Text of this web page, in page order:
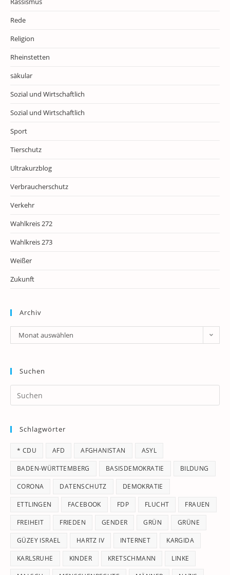
Rede
Religion
Rheinstetten
säkular
Sozial und Wirtschaftlich
Sozial und Wirtschaftlich
Sport
Tierschutz
Ultrakurzblog
Verbraucherschutz
Verkehr
Wahlkreis 272
Wahlkreis 273
Weißer
Zukunft
Archiv
Archiv
Monat auswählen
Suchen
Schlagwörter
* CDU AFD AFGHANISTAN ASYL
BADEN-WÜRTTEMBERG BASISDEMOKRATIE BILDUNG
CORONA DATENSCHUTZ DEMOKRATIE
ETTLINGEN FACEBOOK FDP FLUCHT FRAUEN
FREIHEIT FRIEDEN GENDER GRÜN GRÜNE
GÜZEY ISRAEL HARTZ IV INTERNET KARGIDA
KARLSRUHE KINDER KRETSCHMANN LINKE